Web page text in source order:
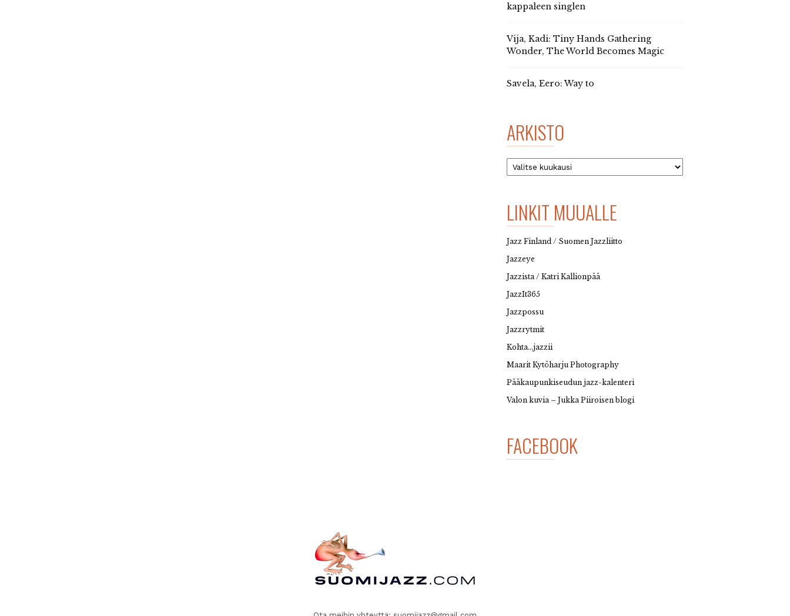
kappaleen singlen
Vija, Kadi: Tiny Hands Gathering
Wonder, The World Becomes Magic
Savela, Eero: Way to
ARKISTO
Arkisto
LINKIT MUUALLE
Jazz Finland / Suomen Jazzliitto
Jazzeye
Jazzista / Katri Kallionpää
JazzIt365
Jazzpossu
Jazzrytmit
Kohta…jazzii
Maarit Kytöharju Photography
Pääkaupunkiseudun jazz-kalenteri
Valon kuvia – Jukka Piiroisen blogi
FACEBOOK